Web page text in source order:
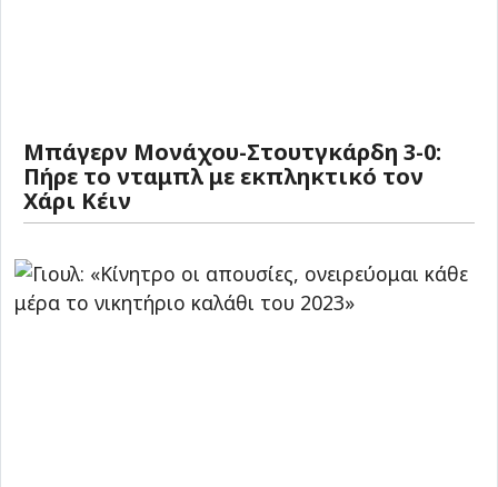
Μπάγερν Μονάχου-Στουτγκάρδη 3-0:
Πήρε το νταμπλ με εκπληκτικό τον
Χάρι Κέιν